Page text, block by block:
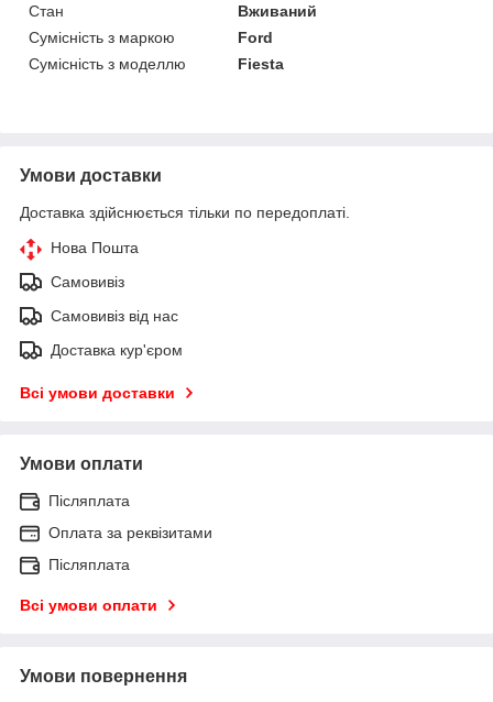
Стан
Вживаний
Сумісність з маркою
Ford
Сумісність з моделлю
Fiesta
Умови доставки
Доставка здійснюється тільки по передоплаті.
Нова Пошта
Самовивіз
Самовивіз від нас
Доставка кур'єром
Всі умови доставки
Умови оплати
Післяплата
Оплата за реквізитами
Післяплата
Всі умови оплати
Умови повернення